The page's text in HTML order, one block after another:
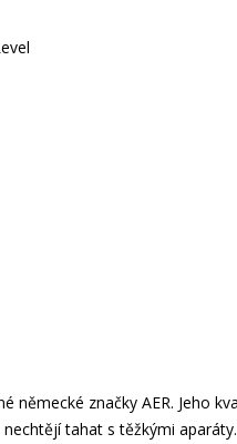
značky AER. Jeho
tahat s těžkými